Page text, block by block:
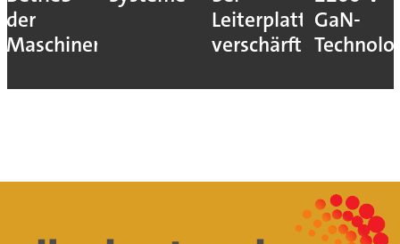
der
Maschinen
Leiterplatten
verschärft
GaN-